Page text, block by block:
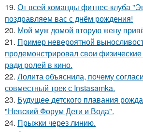
19. От всей команды фитнес-клуба
поздравляем вас с днём рождения!
20. Мой муж домой вторую жену
21. Пример невероятной
продемонстрировал свои
ради ролей в кино.
22. Лолита объяснила, почему
совместный трек с Instasamka.
23. Будущее детского плавания
"Невский Форум Дети и Вода".
24. Прыжки через линию.